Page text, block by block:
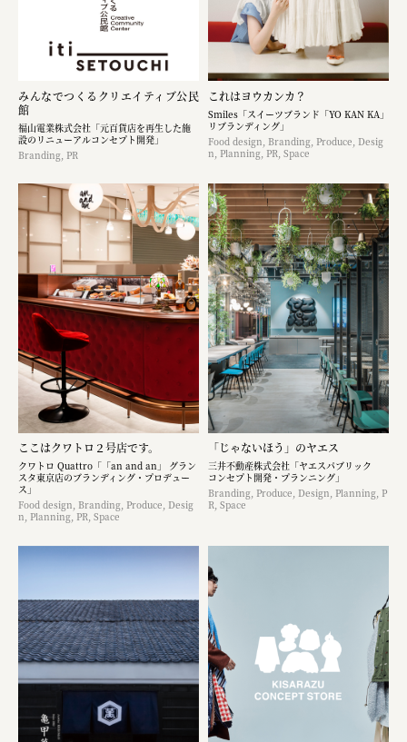
みんなでつくるクリエイティブ公民
館
福山電業株式会社「元百貨店を再生した施
設のリニューアルコンセプト開発」
Branding, PR
これはヨウカンカ？
Smiles「スイーツブランド「YO KAN KA」
リブランディング」
Food design, Branding, Produce, Desig
n, Planning, PR, Space
ここはクワトロ２号店です。
クワトロ Quattro「「an and an」 グラン
スタ東京店のブランディング・プロデュー
ス」
Food design, Branding, Produce, Desig
n, Planning, PR, Space
「じゃないほう」のヤエス
三井不動産株式会社「ヤエスパブリック
コンセプト開発・プランニング」
Branding, Produce, Design, Planning, P
R, Space